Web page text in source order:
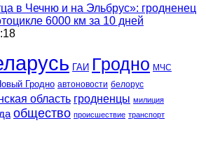
в Чечню и на Эльбрус»: гродненец
6000 км за 10 дней
ГАИ Гродно МЧС
Гродно автоновости белорус
область гродненцы милиция
общество происшествие транспорт